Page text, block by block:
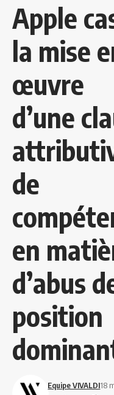
Apple
la mise
œuvre
d’une
de
en
d’abus
position
Equipe VIVALDI18